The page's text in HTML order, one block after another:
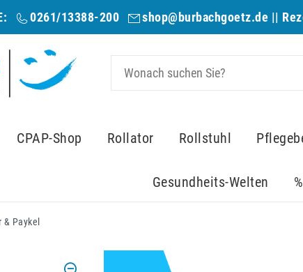
0261/13388-200 shop@burbachgoetz.de ||
CPAP-Shop Rollator Rollstuhl
Gesundheits-Welten
& Paykel